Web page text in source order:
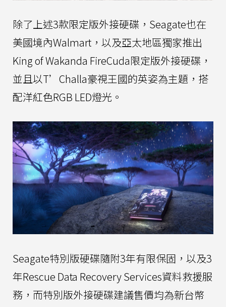
除了上述3款限定版外接硬碟，Seagate也在
美國境內Walmart，以及亞太地區獨家推出
King of Wakanda FireCuda限定版外接硬碟，
並且以T’Challa豪視王國的英姿為主題，搭
配洋紅色RGB LED燈光。
Seagate特別版硬碟隨附3年有限保固，以及3
年Rescue Data Recovery Services資料救援服
務，而特別版外接硬碟建議售價均為新台幣